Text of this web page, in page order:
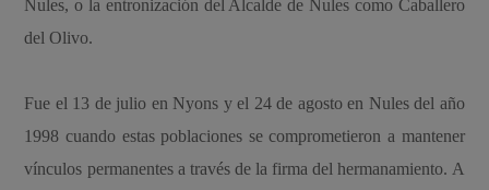
Nules, o la entronización del Alcalde de Nules como Caballero
del Olivo.
Fue el 13 de julio en Nyons y el 24 de agosto en Nules del año
1998 cuando estas poblaciones se comprometieron a mantener
vínculos permanentes a través de la firma del hermanamiento. A